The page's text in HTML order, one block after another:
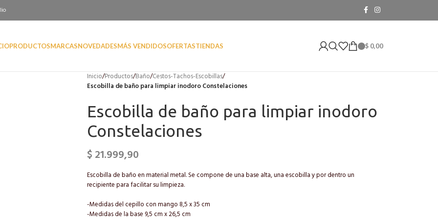
PRODUCTOSMARCASNOVEDADESMÁS VENDIDOSOFERTASTIENDAS $ 0,00
Inicio/Productos/Baño/Cestos-Tachos-Escobillas/
Escobilla de baño para limpiar inodoro Constelaciones
Escobilla de baño para limpiar inodoro
Constelaciones
$ 21.999,90
Escobilla de baño en material metal. Se compone de una base alta, una escobilla y por dentro un
recipiente para facilitar su limpieza.
-Medidas del cepillo con mango 8,5 x 35 cm
-Medidas de la base 9,5 cm x 26,5 cm